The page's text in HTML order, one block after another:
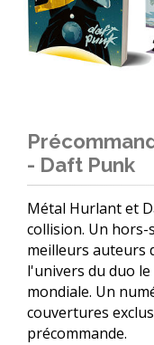
- Daft Punk
Métal Hurlant et
collision. Un
meilleurs auteurs
l'univers du duo
mondiale. Un
couvertures
précommande.